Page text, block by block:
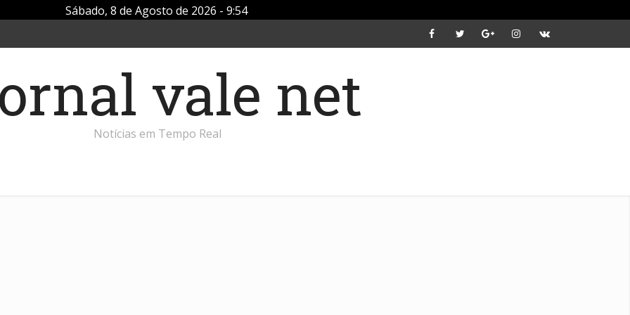
Sábado, 8 de Agosto de 2026 - 9:54
Notícias em Tempo Real